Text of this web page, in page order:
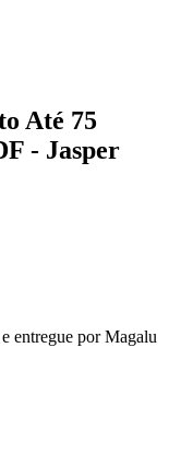
Até 75
- Jasper
e entregue por Magalu